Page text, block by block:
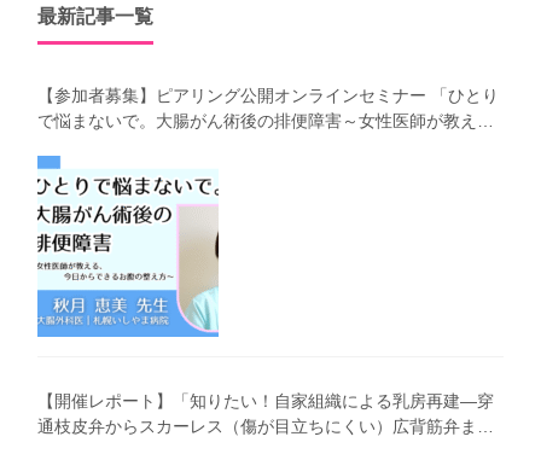
最新記事一覧
【参加者募集】ピアリング公開オンラインセミナー 「ひとり
で悩まないで。大腸がん術後の排便障害～女性医師が教え
【開催レポート】「知りたい！自家組織による乳房再建―穿
通枝皮弁からスカーレス（傷が目立ちにくい）広背筋弁まで